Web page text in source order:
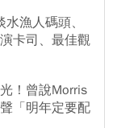
漁人碼頭、
卡司、最佳觀
！曾說Morris
「明年定要配